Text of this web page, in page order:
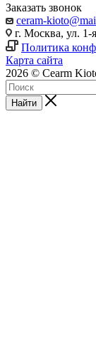
Заказать звонок
ceram-
г. Москва, ул.
Политика
Карта сайта
2026 © Cearm
Найти